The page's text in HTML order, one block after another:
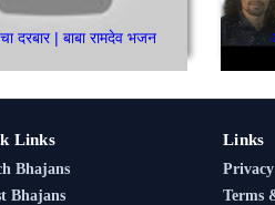
दरबार | बाबा रामदेव भजन
Links
Bhajans
Bhajans
Links
Terms